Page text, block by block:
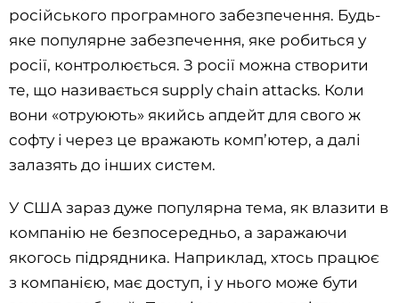
російського програмного забезпечення. Будь-
яке популярне забезпечення, яке робиться у
росії, контролюється. З росії можна створити
те, що називається supply chain attacks. Коли
вони «отруюють» якийсь апдейт для свого ж
софту і через це вражають комп’ютер, а далі
залазять до інших систем.
У США зараз дуже популярна тема, як влазити в
компанію не безпосередньо, а заражаючи
якогось підрядника. Наприклад, хтось працює
з компанією, має доступ, і у нього може бути